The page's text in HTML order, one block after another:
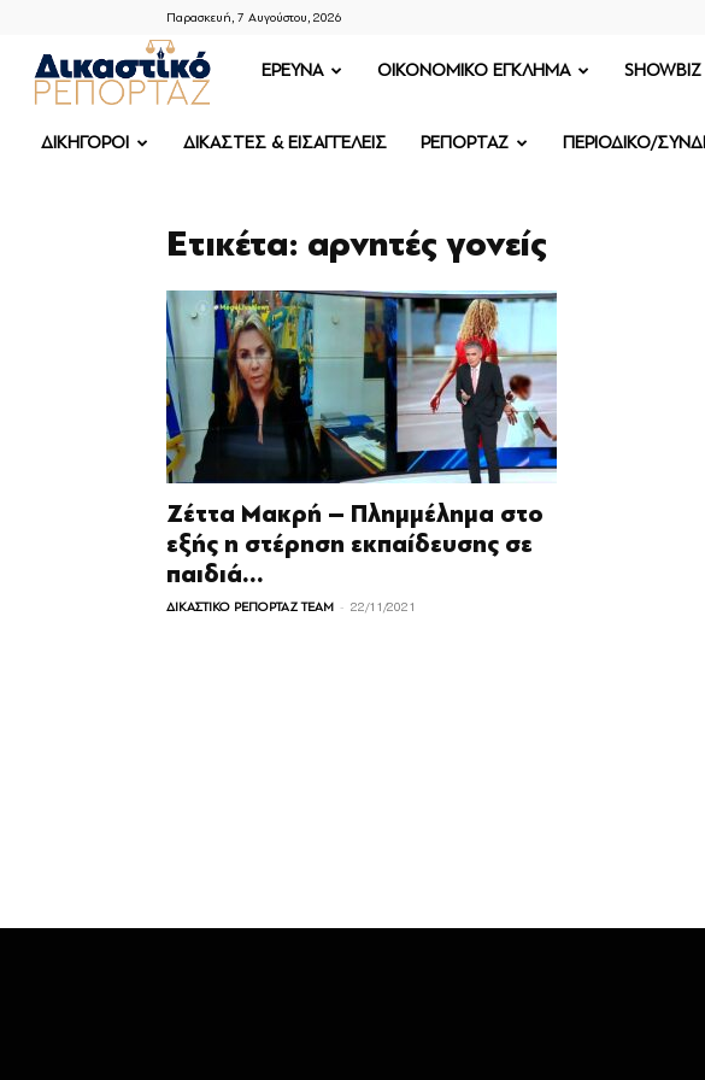
Παρασκευή, 7 Αυγούστου, 2026
ΔΙΚΑΣΤΙΚΟ
ΡΕΠΟΡΤΑΖ
ΕΡΕΥΝΑ OIKONOMIKO ΕΓΚΛΗΜΑ SHOWBIZ
ΔΙΚΗΓΟΡΟΙ ΔΙΚΑΣΤΕΣ & ΕΙΣΑΓΓΕΛΕΙΣ ΡΕΠΟΡΤΑΖ ΠΕΡΙΟΔΙΚΟ/
Ετικέτα: αρνητές γονείς
Ζέττα Μακρή – Πλημμέλημα στο
εξής η στέρηση εκπαίδευσης σε
παιδιά...
ΔΙΚΑΣΤΙΚΟ ΡΕΠΟΡΤΑΖ TEAM - 22/11/2021